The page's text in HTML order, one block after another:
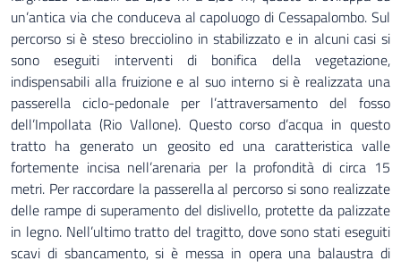
un’antica via che conduceva al capoluogo di Cessapalombo. Sul
percorso si è steso brecciolino in stabilizzato e in alcuni casi si
sono eseguiti interventi di bonifica della vegetazione,
indispensabili alla fruizione e al suo interno si è realizzata una
passerella ciclo-pedonale per l’attraversamento del fosso
dell’Impollata (Rio Vallone). Questo corso d’acqua in questo
tratto ha generato un geosito ed una caratteristica valle
fortemente incisa nell’arenaria per la profondità di circa 15
metri. Per raccordare la passerella al percorso si sono realizzate
delle rampe di superamento del dislivello, protette da palizzate
in legno. Nell’ultimo tratto del tragitto, dove sono stati eseguiti
scavi di sbancamento, si è messa in opera una balaustra di